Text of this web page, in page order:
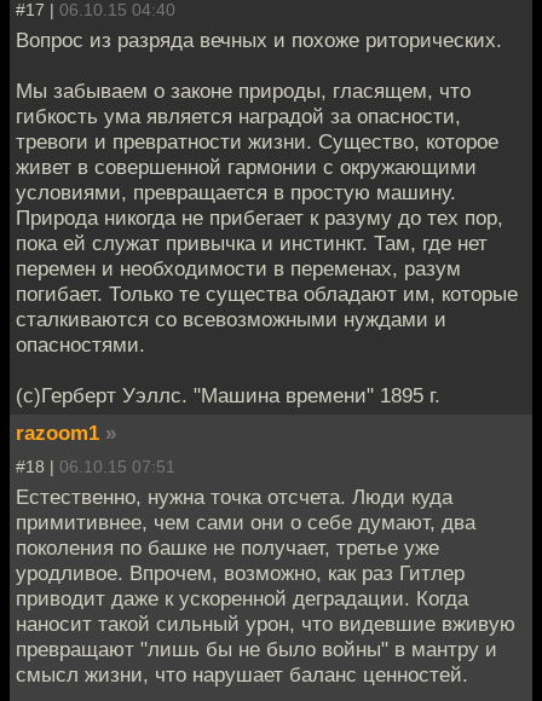
#17 | 06.10.15 04:40
Вопрос из разряда вечных и похоже риторических.
Мы забываем о законе природы, гласящем, что
гибкость ума является наградой за опасности,
тревоги и превратности жизни. Существо, которое
живет в совершенной гармонии с окружающими
условиями, превращается в простую машину.
Природа никогда не прибегает к разуму до тех пор,
пока ей служат привычка и инстинкт. Там, где нет
перемен и необходимости в переменах, разум
погибает. Только те существа обладают им, которые
сталкиваются со всевозможными нуждами и
опасностями.
(с)Герберт Уэллс. "Машина времени" 1895 г.
razoom1 »
#18 | 06.10.15 07:51
Естественно, нужна точка отсчета. Люди куда
примитивнее, чем сами они о себе думают, два
поколения по башке не получает, третье уже
уродливое. Впрочем, возможно, как раз Гитлер
приводит даже к ускоренной деградации. Когда
наносит такой сильный урон, что видевшие вживую
превращают "лишь бы не было войны" в мантру и
смысл жизни, что нарушает баланс ценностей.